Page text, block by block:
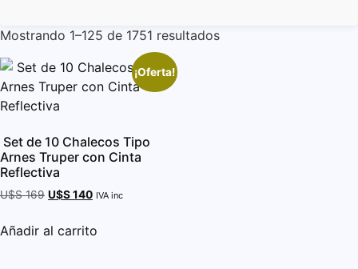
Mostrando 1–125 de 1751 resultados
¡Oferta!
Set de 10 Chalecos Tipo
Arnes Truper con Cinta
Reflectiva
U$S169 U$S140 IVA inc
Añadir al carrito